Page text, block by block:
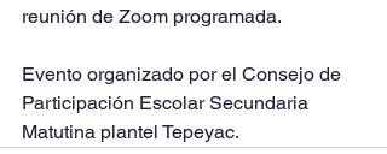
reunión de Zoom programada.
Evento organizado por el Consejo de
Participación Escolar Secundaria
Matutina plantel Tepeyac.